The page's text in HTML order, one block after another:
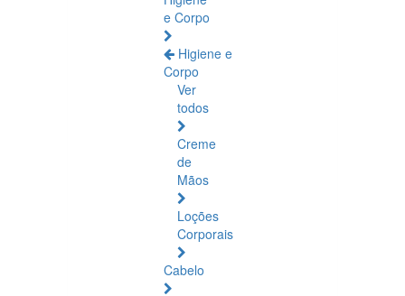
e Corpo
Higiene e
Corpo
Ver
todos
Creme
de
Mãos
Loções
Corporais
Cabelo